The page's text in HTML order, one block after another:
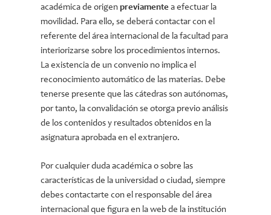
académica de origenpreviamente a efectuar la
movilidad. Para ello, se deberá contactar con el
referente del área internacional de la facultad para
interiorizarse sobre los procedimientos internos.
La existencia de un convenio no implica el
reconocimiento automático de las materias. Debe
tenerse presente que las cátedras son autónomas,
por tanto, la convalidación se otorga previo análisis
de los contenidos y resultados obtenidos en la
asignatura aprobada en el extranjero.
Por cualquier duda académica o sobre las
características de la universidad o ciudad, siempre
debes contactarte con el responsable del área
internacional que figura en la web de la institución